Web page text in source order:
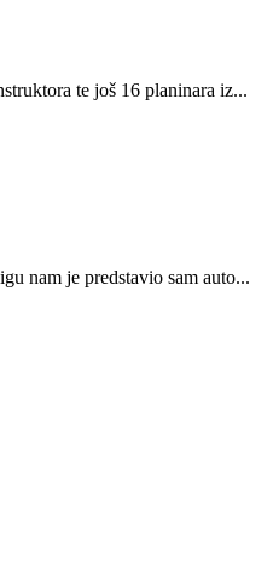
te još 16 planinara iz...
nam je predstavio sam auto...